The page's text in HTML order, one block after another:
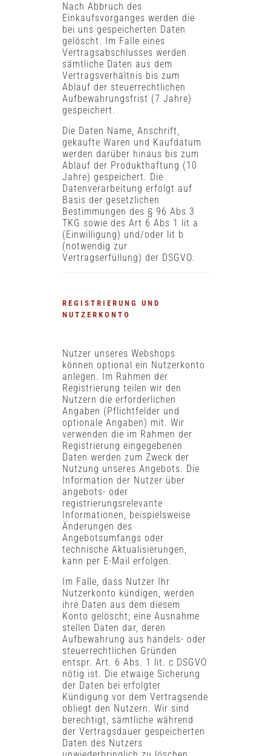
Nach Abbruch des
Einkaufsvorganges werden die
bei uns gespeicherten Daten
gelöscht. Im Falle eines
Vertragsabschlusses werden
sämtliche Daten aus dem
Vertragsverhältnis bis zum
Ablauf der steuerrechtlichen
Aufbewahrungsfrist (7 Jahre)
gespeichert.
Die Daten Name, Anschrift,
gekaufte Waren und Kaufdatum
werden darüber hinaus bis zum
Ablauf der Produkthaftung (10
Jahre) gespeichert. Die
Datenverarbeitung erfolgt auf
Basis der gesetzlichen
Bestimmungen des § 96 Abs 3
TKG sowie des Art 6 Abs 1 lit a
(Einwilligung) und/oder lit b
(notwendig zur
Vertragserfüllung) der DSGVO.
REGISTRIERUNG UND
NUTZERKONTO
Nutzer unseres Webshops
können optional ein Nutzerkonto
anlegen. Im Rahmen der
Registrierung teilen wir den
Nutzern die erforderlichen
Angaben (Pflichtfelder und
optionale Angaben) mit. Wir
verwenden die im Rahmen der
Registrierung eingegebenen
Daten werden zum Zweck der
Nutzung unseres Angebots. Die
Information der Nutzer über
angebots- oder
registrierungsrelevante
Informationen, beispielsweise
Änderungen des
Angebotsumfangs oder
technische Aktualisierungen,
kann per E-Mail erfolgen.
Im Falle, dass Nutzer Ihr
Nutzerkonto kündigen, werden
ihre Daten aus dem diesem
Konto gelöscht; eine Ausnahme
stellen Daten dar, deren
Aufbewahrung aus handels- oder
steuerrechtlichen Gründen
entspr. Art. 6 Abs. 1 lit. c DSGVO
nötig ist. Die etwaige Sicherung
der Daten bei erfolgter
Kündigung vor dem Vertragsende
obliegt den Nutzern. Wir sind
berechtigt, sämtliche während
der Vertragsdauer gespeicherten
Daten des Nutzers